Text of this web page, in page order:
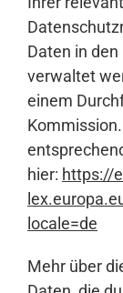
Daten in
verwaltet
einem
hier: https://
locale=de
Mehr über